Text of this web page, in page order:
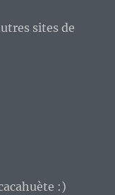
sites de
:)